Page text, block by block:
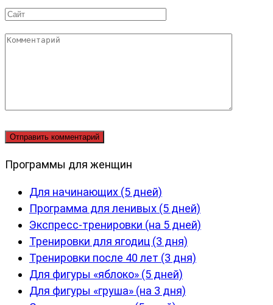
Сайт
Комментарий
Программы для женщин
Для начинающих (5 дней)
Программа для ленивых (5 дней)
Экспресс-тренировки (на 5 дней)
Тренировки для ягодиц (3 дня)
Тренировки после 40 лет (3 дня)
Для фигуры «яблоко» (5 дней)
Для фигуры «груша» (на 3 дня)